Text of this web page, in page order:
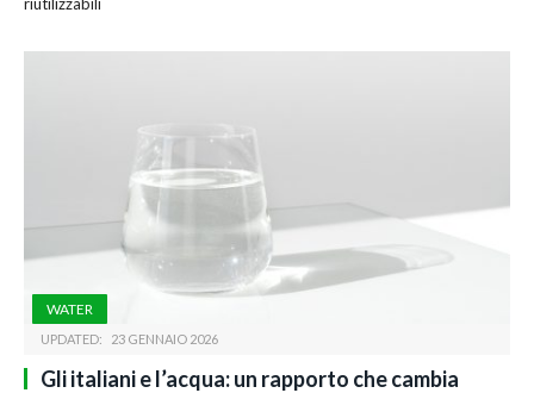
WATER
UPDATED: 23 GENNAIO 2026
Gli italiani e l’acqua: un rapporto che cambia